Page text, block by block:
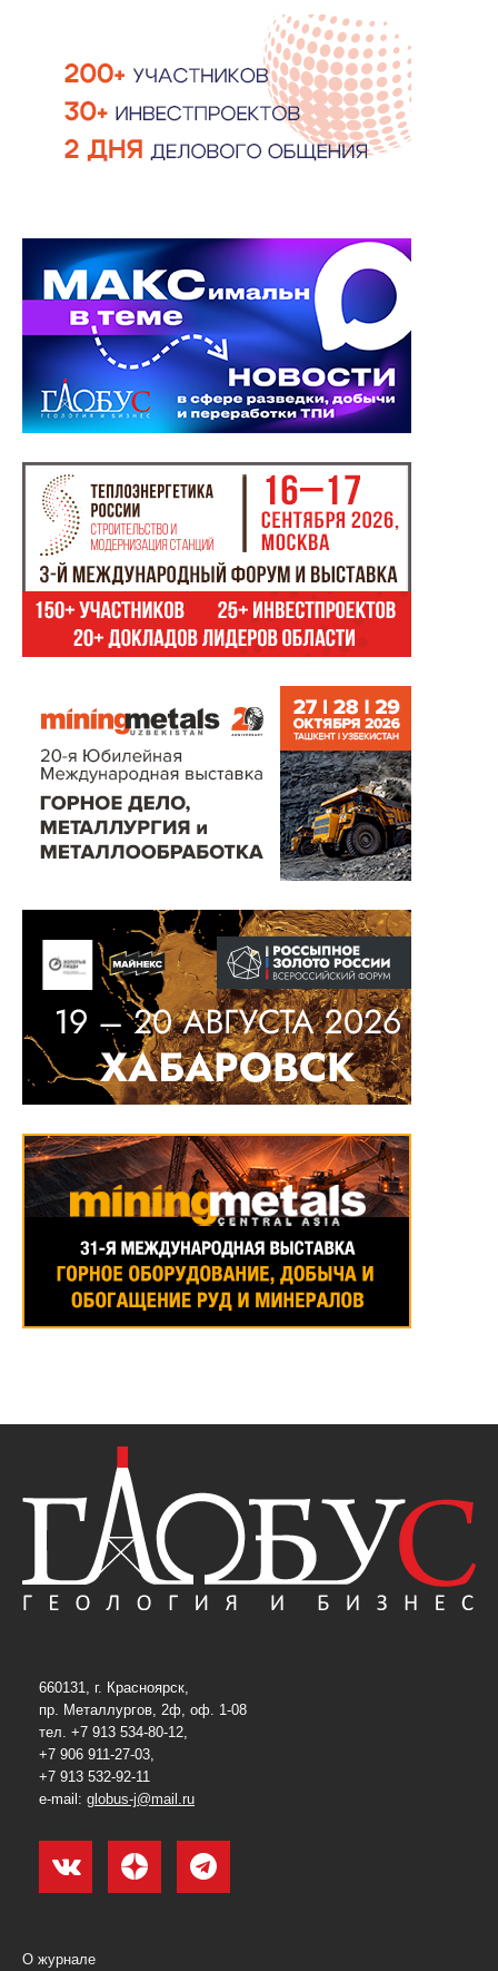
660131, г. Красноярск,
пр. Металлургов, 2ф, оф. 1-08
тел. +7 913 534-80-12,
+7 906 911-27-03,
+7 913 532-92-11
e-mail: globus-j@mail.ru
О журнале